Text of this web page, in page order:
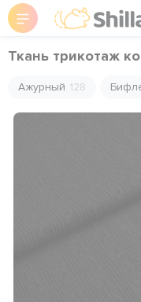
Ткань трикотаж
Ажурный 128